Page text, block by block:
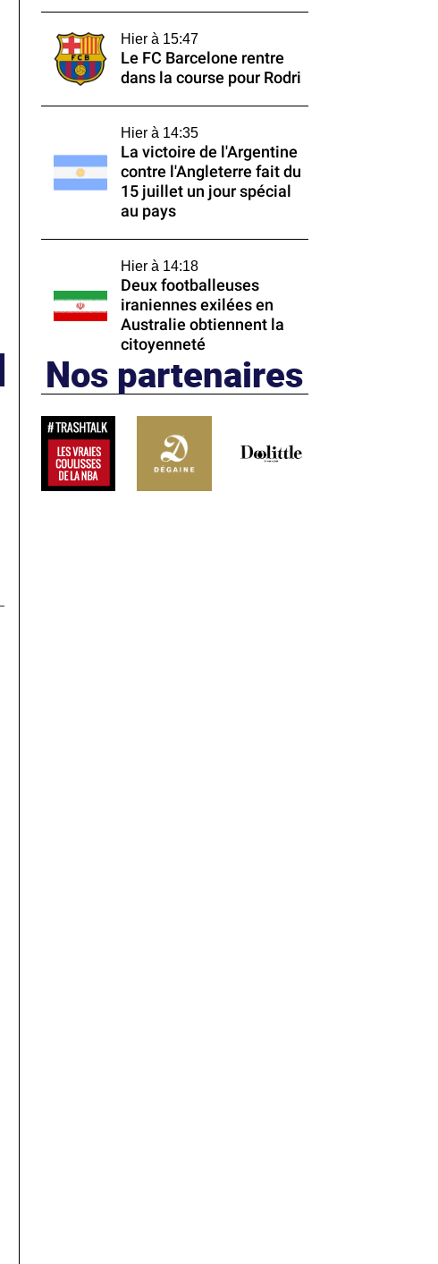
Hier à 15:47
Le FC Barcelone rentre
dans la course pour Rodri
Hier à 14:35
La victoire de l'Argentine
contre l'Angleterre fait du
15 juillet un jour spécial
au pays
Hier à 14:18
Deux footballeuses
iraniennes exilées en
Australie obtiennent la
citoyenneté
Nos partenaires